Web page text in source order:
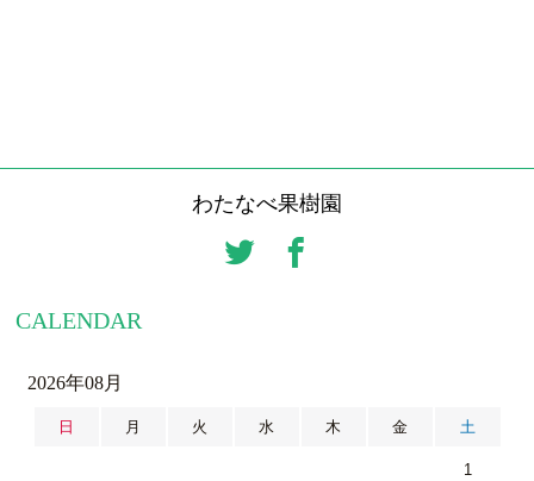
わたなべ果樹園
CALENDAR
2026年08月
日 月 火 水 木 金 土
1